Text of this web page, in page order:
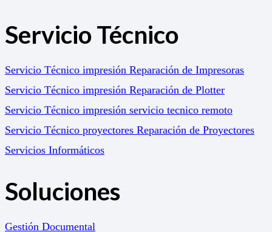
Servicio Técnico
Servicio Técnico impresión Reparación de Impresoras
Servicio Técnico impresión Reparación de Plotter
Servicio Técnico impresión servicio tecnico remoto
Servicio Técnico proyectores Reparación de Proyectores
Servicios Informáticos
Soluciones
Gestión Documental